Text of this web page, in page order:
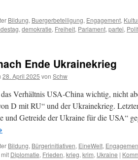
Bildung, Buergerbeteiligung, Engagement,
, demokratie, Freiheit, Parlament, partei,
Ende Ukrainekrieg
28. April 2025 von Schw
Verhältnis USA-China wichtig, nicht
D mit RU“ und der Ukrainekrieg.
und Getreide der Ukraine für die USA“
Bildung, Bürgerinitiativen, EineWelt,
Diplomatie, Frieden, krieg, krim, Ukraine |